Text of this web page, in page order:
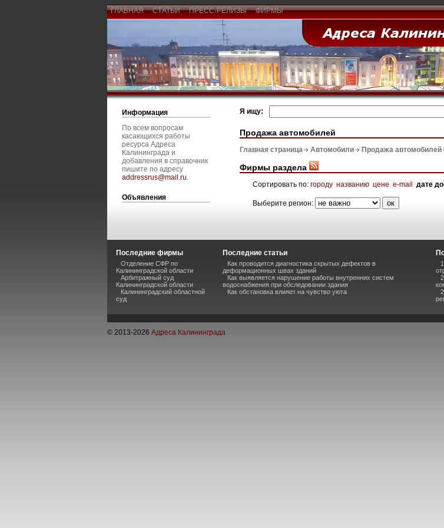
ГЛАВНАЯ СТАТЬИ ПРЕСС-РЕЛИЗЫ ФИРМЫ
Информация
По всем вопросам
касающихся работы
ресурса Адреса
Калининграда и
добавления в справочник
пишите по адресу
addressrus@mail.ru.
Объявления
Я ищу:
Продажа автомобилей
Главная страница Автомобили Продажа автомобилей
Фирмы раздела
Сортировать по: городу названию цене e-mail дате
Выберите регион:
Последние фирмы
Отделение СФР по
Калининградской области
Арбитражный суд
Калининградской области
Калининградский областной
суд
Последние статьи
Как проводится диагностика скрытых дефектов в
деформационных швах зданий
Как выявляется нарушение работы внутренних систем
водоснабжения при обследовании здания
Как обстановка влияет на чувство уюта
© 2013-2026 Адреса Калининграда